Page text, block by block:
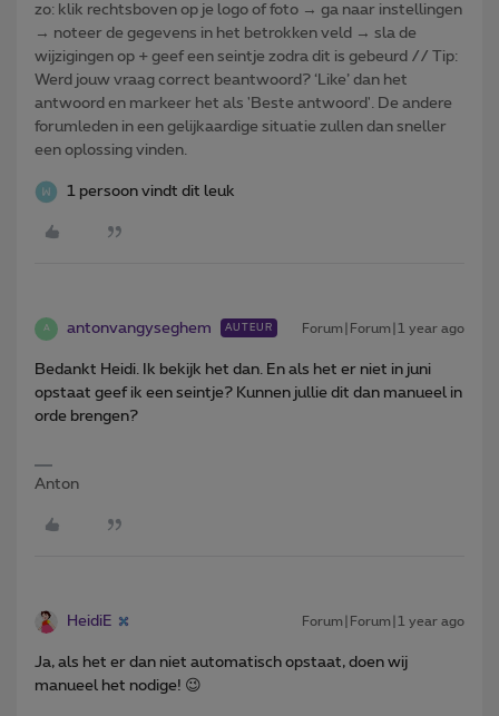
zo: klik rechtsboven op je logo of foto → ga naar instellingen
→ noteer de gegevens in het betrokken veld → sla de
wijzigingen op + geef een seintje zodra dit is gebeurd // Tip:
Werd jouw vraag correct beantwoord? ‘Like’ dan het
antwoord en markeer het als 'Beste antwoord'. De andere
forumleden in een gelijkaardige situatie zullen dan sneller
een oplossing vinden.
1 persoon vindt dit leuk
A antonvangyseghem AUTEUR Forum|Forum|1 year ago
Bedankt Heidi. Ik bekijk het dan. En als het er niet in juni
opstaat geef ik een seintje? Kunnen jullie dit dan manueel in
orde brengen?
Anton
HeidiE Forum|Forum|1 year ago
Ja, als het er dan niet automatisch opstaat, doen wij
manueel het nodige! 😉